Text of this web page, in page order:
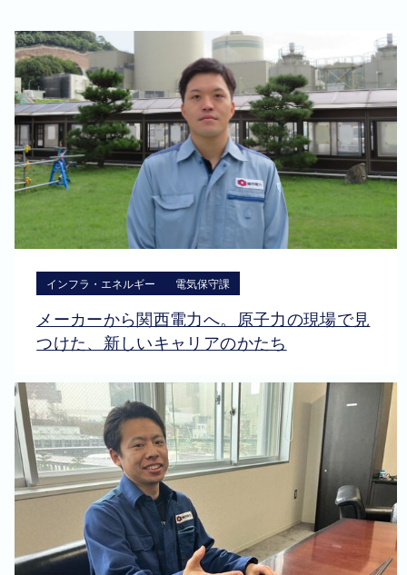
インフラ・エネルギー 電気保守課
メーカーから関西電力へ。原子力の現場で見
つけた、新しいキャリアのかたち